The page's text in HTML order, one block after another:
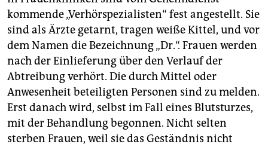
kommende „Verhörspezialisten“ fest angestellt. Sie
sind als Ärzte getarnt, tragen weiße Kittel, und vor
dem Namen die Bezeichnung „Dr.“. Frauen werden
nach der Einlieferung über den Verlauf der
Abtreibung verhört. Die durch Mittel oder
Anwesenheit beteiligten Personen sind zu melden.
Erst danach wird, selbst im Fall eines Blutsturzes,
mit der Behandlung begonnen. Nicht selten
sterben Frauen, weil sie das Geständnis nicht